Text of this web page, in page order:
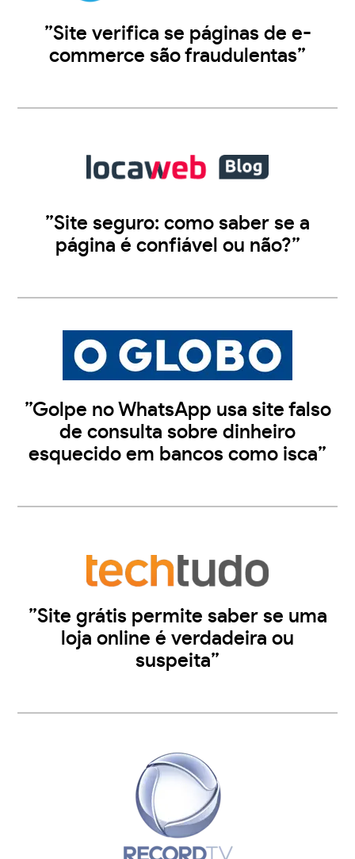
”Site verifica se páginas de e-
commerce são fraudulentas”
”Site seguro: como saber se a
página é confiável ou não?”
”Golpe no WhatsApp usa site falso
de consulta sobre dinheiro
esquecido em bancos como isca”
”Site grátis permite saber se uma
loja online é verdadeira ou
suspeita”